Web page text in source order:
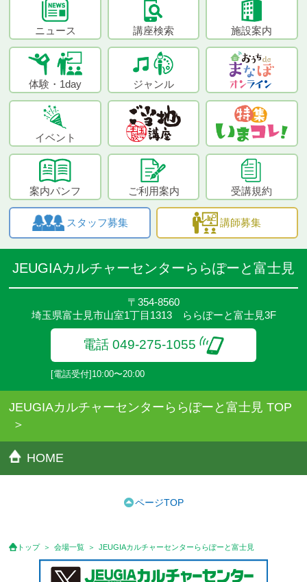
ニュース 講座検索 施設案内
体験・1day ジャンル
イベント
案内パンフ ご利用案内 受講規約
スタッフ募集 講師募集
JEUGIAカルチャーセンターららぽーと富士見
〒354-8560
埼玉県富士見市山室1丁目1313 ららぽーと富士見3F
電話 049-275-1055
[電話受付]10:00〜20:00
JEUGIAカルチャーセンターららぽーと富士見 TOP
HOME
ページTOP
トップ 会場一覧 JEUGIAカルチャーセンターららぽーと富士見